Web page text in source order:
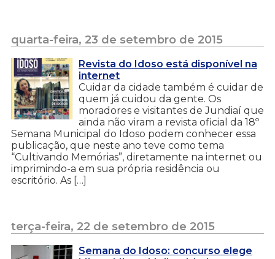
quarta-feira, 23 de setembro de 2015
Revista do Idoso está disponível na
internet
Cuidar da cidade também é cuidar de
quem já cuidou da gente. Os
moradores e visitantes de Jundiaí que
ainda não viram a revista oficial da 18º
Semana Municipal do Idoso podem conhecer essa
publicação, que neste ano teve como tema
“Cultivando Memórias”, diretamente na internet ou
imprimindo-a em sua própria residência ou
escritório. As […]
terça-feira, 22 de setembro de 2015
Semana do Idoso: concurso elege